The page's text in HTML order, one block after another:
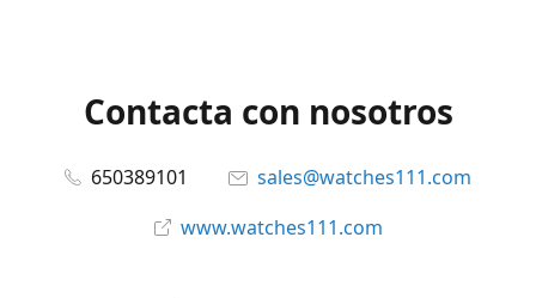
Contacta con nosotros
650389101
sales@watches111.com
www.watches111.com